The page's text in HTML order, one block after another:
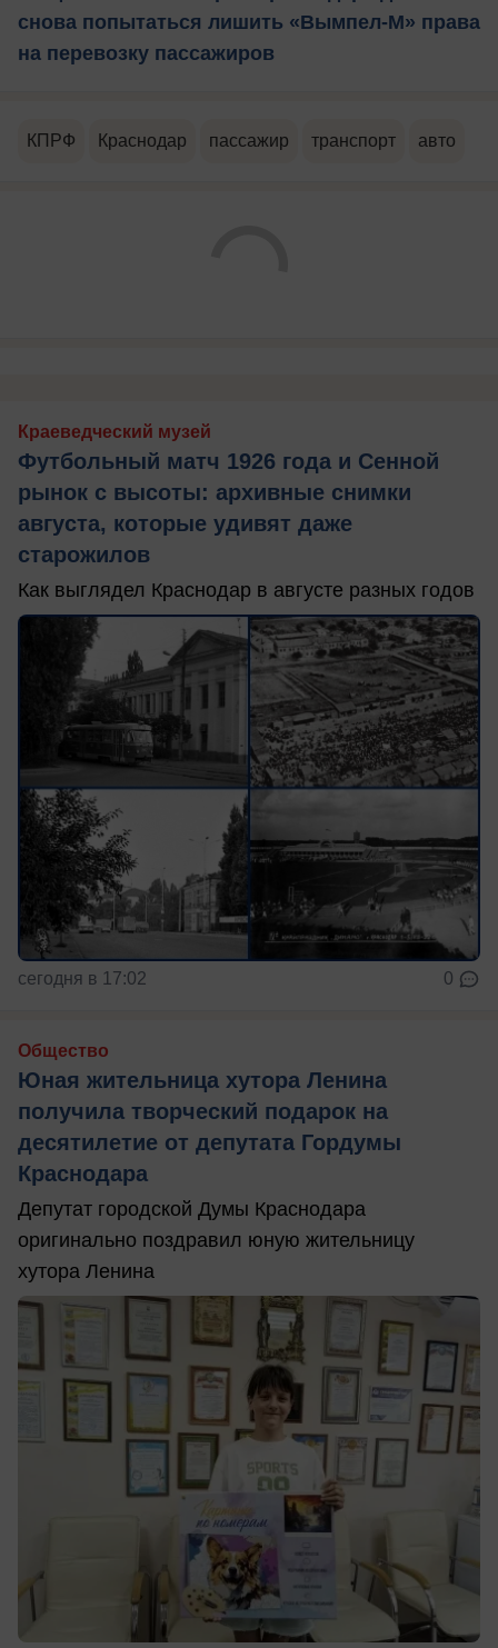
снова попытаться лишить «Вымпел-М» права
на перевозку пассажиров
КПРФ Краснодар пассажир транспорт авто
Краеведческий музей
Футбольный матч 1926 года и Сенной
рынок с высоты: архивные снимки
августа, которые удивят даже
старожилов
Как выглядел Краснодар в августе разных годов
сегодня в 17:02 0
Общество
Юная жительница хутора Ленина
получила творческий подарок на
десятилетие от депутата Гордумы
Краснодара
Депутат городской Думы Краснодара
оригинально поздравил юную жительницу
хутора Ленина